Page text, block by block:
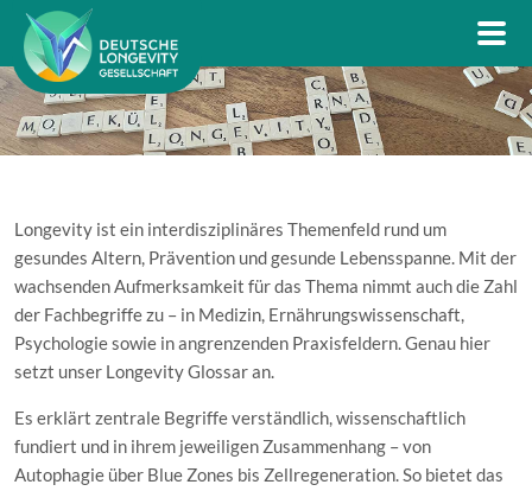
Longevity ist ein interdisziplinäres Themenfeld rund um
gesundes Altern, Prävention und gesunde Lebensspanne. Mit der
wachsenden Aufmerksamkeit für das Thema nimmt auch die Zahl
der Fachbegriffe zu – in Medizin, Ernährungswissenschaft,
Psychologie sowie in angrenzenden Praxisfeldern. Genau hier
setzt unser Longevity Glossar an.
Es erklärt zentrale Begriffe verständlich, wissenschaftlich
fundiert und in ihrem jeweiligen Zusammenhang – von
Autophagie über Blue Zones bis Zellregeneration. So bietet das